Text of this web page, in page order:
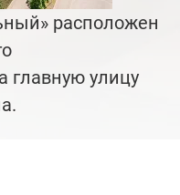
расположен
главную улицу